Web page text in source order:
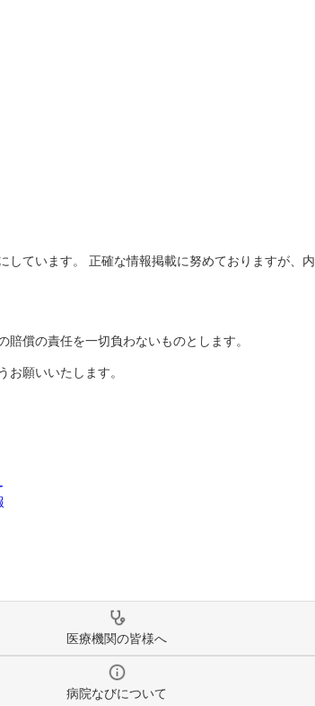
しています。 正確な情報掲載に努めておりますが、内
賠償の責任を一切負わないものとします。
お願いいたします。
医療機関の皆様へ
病院なびについて